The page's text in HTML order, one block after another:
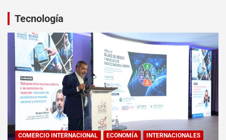
Tecnología
COMERCIO INTERNACIONAL ECONOMÍA
INTERNACIONALES